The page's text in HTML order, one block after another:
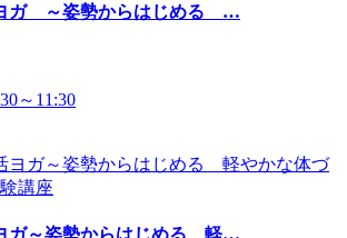
ガ ～姿勢からはじめる …
～11:30